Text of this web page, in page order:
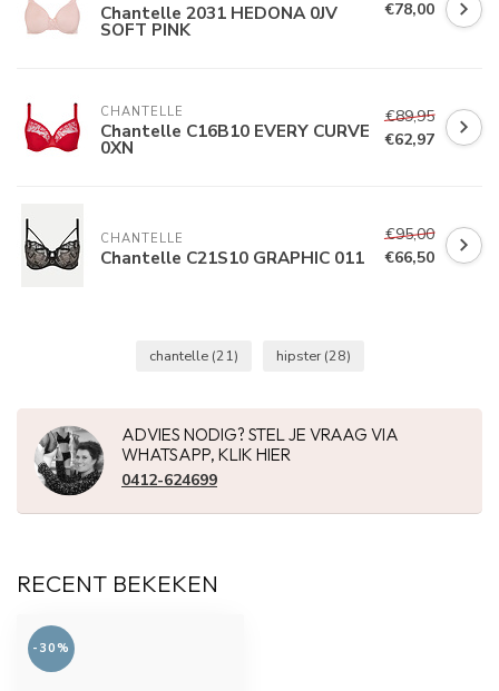
Chantelle 2031 HEDONA 0JV
SOFT PINK
€78,00
CHANTELLE
Chantelle C16B10 EVERY CURVE
0XN
€89,95
€62,97
CHANTELLE
Chantelle C21S10 GRAPHIC 011
€95,00
€66,50
chantelle (21) hipster (28)
ADVIES NODIG? STEL JE VRAAG VIA
WHATSAPP, KLIK HIER
0412-624699
RECENT BEKEKEN
-30%